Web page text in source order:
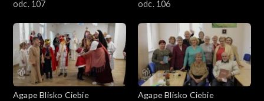
odc. 107 odc. 106
Agape Blisko Ciebie
Agape Blisko Ciebie